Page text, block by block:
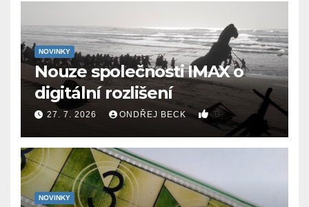
NOVINKY
Nouze společnosti IMAX o
digitální rozlišení
27. 7. 2026 ONDŘEJ BECK 0
NOVINKY